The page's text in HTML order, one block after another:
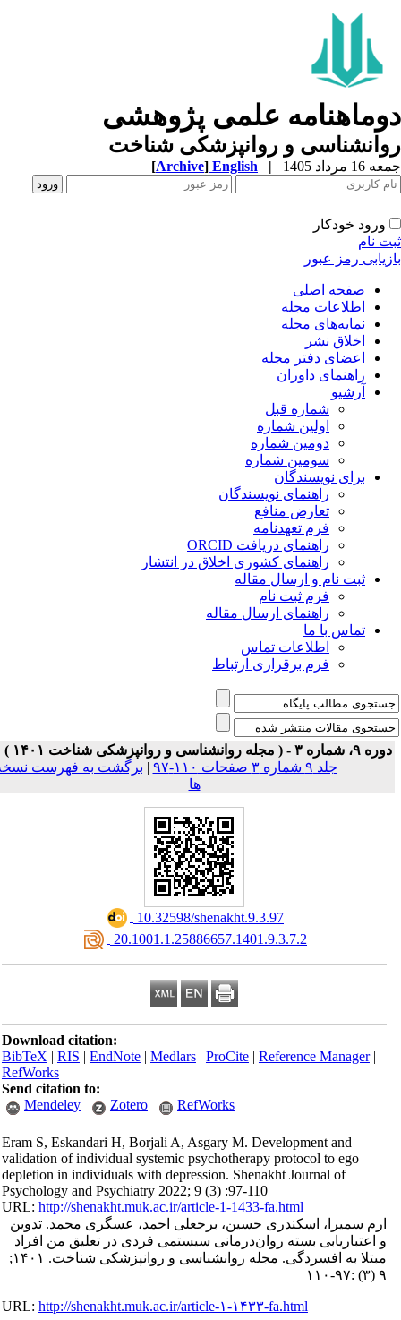
علمی پژوهشی
و روانپزشکی شناخت
مرداد 1405 |
English
[Archive]
ورود خودکار
نام
رمز عبور
صفحه اصلی
اطلاعات مجله
نمایه‌های مجله
اخلاق نشر
اعضای دفتر مجله
راهنمای داوران
آرشیو
شماره قبل
اولین شماره
دومین شماره
سومین شماره
برای نویسندگان
راهنمای نویسندگان
تعارض منافع
فرم تعهدنامه
راهنمای دریافت ORCID
راهنمای کشوری اخلاق در انتشار
ثبت نام و ارسال مقاله
فرم ثبت نام
راهنمای ارسال مقاله
تماس با ما
اطلاعات تماس
فرم برقراری ارتباط
شماره ۳ - ( مجله روانشناسی و روانپزشکی شناخت ۱۴۰۱ )
جلد ۹ شماره ۳ صفحات ۱۱۰-۹۷
|برگشت به فهرست نسخه
ها
‎ 10.32598/shenakht.9.3.97
‎ 20.1001.1.25886657.1401.9.3.7.2
Download citation:
BibTeX|RIS|EndNote|Medlars|ProCite|Reference Manager
RefWorks
Send citation to:
Mendeley
Zotero RefWorks
Eram S, Eskandari H, Borjali A, Asgary M. Development and
validation of individual systemic psychotherapy protocol to ego
depletion in individuals with depression. Shenakht Journal of
Psychology and Psychiatry 2022; 9 (3) :97-110
URL:http://shenakht.muk.ac.ir/article-1-1433-fa.html
ارم سمیرا، اسکندری حسین، برجعلی احمد، عسگری محمد. تدوین
و اعتباریابی بسته روان‌درمانی سیستمی فردی در تعلیق من افراد
مبتلا به افسردگی. مجله روانشناسی و روانپزشکی شناخت. ۱۴۰۱;
URL:http://shenakht.muk.ac.ir/article-۱-۱۴۳۳-fa.html